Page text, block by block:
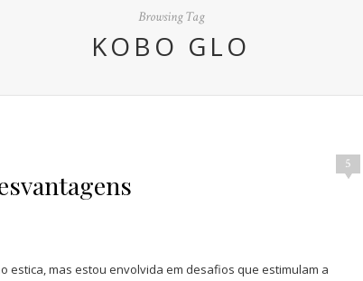
Browsing Tag
KOBO GLO
5
mas estou envolvida em desafios que estimulam a